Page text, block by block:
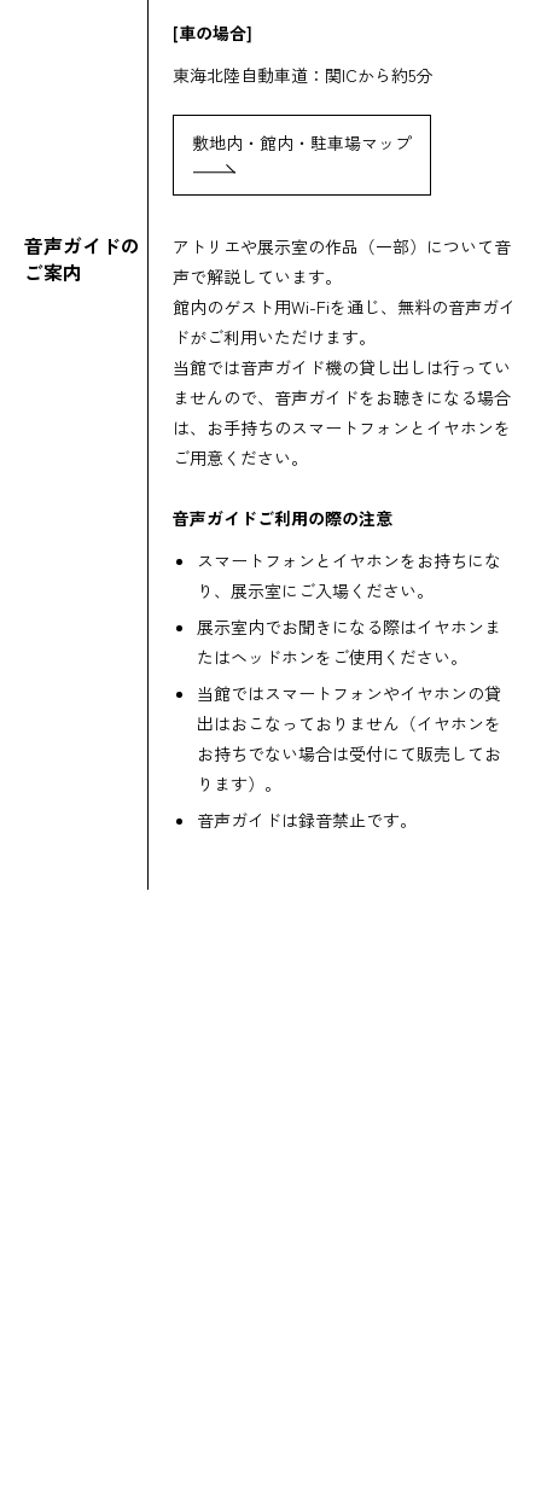
[車の場合]
東海北陸自動車道：関ICから約5分
敷地内・館内・駐車場マップ
音声ガイドの
ご案内
アトリエや展示室の作品（一部）について音
声で解説しています。
館内のゲスト用Wi-Fiを通じ、無料の音声ガイ
ドがご利用いただけます。
当館では音声ガイド機の貸し出しは行ってい
ませんので、音声ガイドをお聴きになる場合
は、お手持ちのスマートフォンとイヤホンを
ご用意ください。
音声ガイドご利用の際の注意
スマートフォンとイヤホンをお持ちにな
り、展示室にご入場ください。
展示室内でお聞きになる際はイヤホンま
たはヘッドホンをご使用ください。
当館ではスマートフォンやイヤホンの貸
出はおこなっておりません（イヤホンを
お持ちでない場合は受付にて販売してお
ります）。
音声ガイドは録音禁止です。